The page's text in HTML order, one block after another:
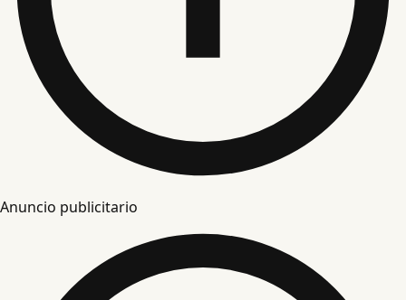
Anuncio publicitario